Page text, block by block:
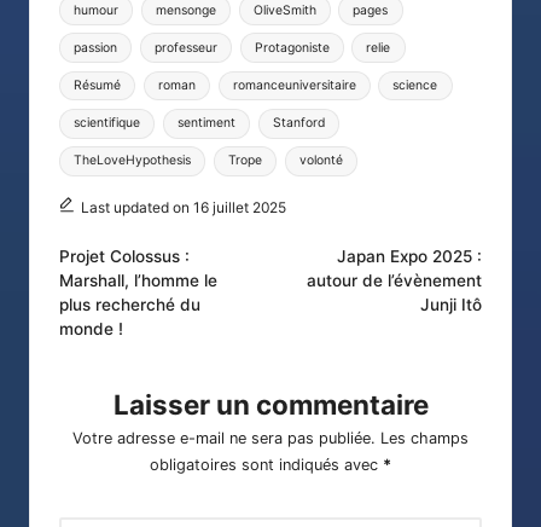
humour mensonge OliveSmith pages
passion professeur Protagoniste relie
Résumé roman romanceuniversitaire science
scientifique sentiment Stanford
TheLoveHypothesis Trope volonté
Last updated on 16 juillet 2025
Post
navigation
Projet Colossus :
Marshall, l’homme le
plus recherché du
monde !
Japan Expo 2025 :
autour de l’évènement
Junji Itô
Laisser un commentaire
Votre adresse e-mail ne sera pas publiée. Les champs
obligatoires sont indiqués avec *